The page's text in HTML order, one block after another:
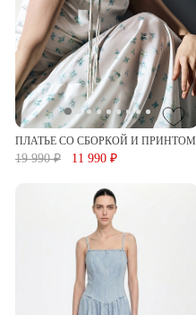
ПЛАТЬЕ СО СБОРКОЙ И ПРИНТОМ
19 990 ₽ 11 990 ₽